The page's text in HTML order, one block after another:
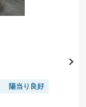
陽当り良好